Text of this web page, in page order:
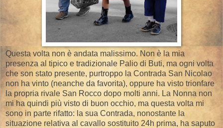
Questa volta non è andata malissimo. Non è la mia
presenza al tipico e tradizionale Palio di Buti, ma ogni volta
che son stato presente, purtroppo la Contrada San Nicolao
non ha vinto (neanche da favorita), oppure ha visto trionfare
la propria rivale San Rocco dopo molti anni. La Nonna non
mi ha quindi più visto di buon occhio, ma questa volta mi
sono in parte rifatto: la sua Contrada, nonostante la
situazione relativa al cavallo sostituito 24h prima, ha saputo